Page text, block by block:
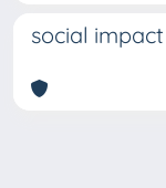
social impact